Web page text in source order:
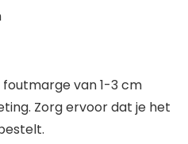
foutmarge van 1-3 cm
Zorg ervoor dat je het